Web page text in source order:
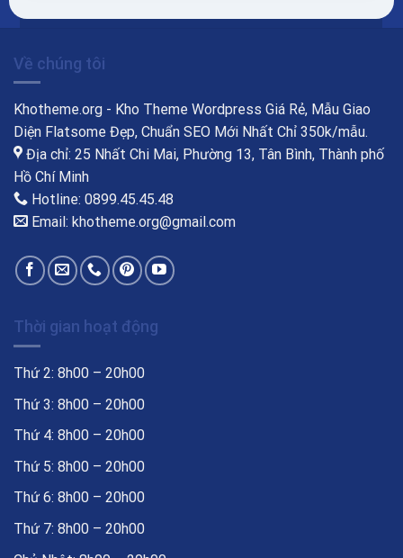
Về chúng tôi
Khotheme.org - Kho Theme Wordpress Giá Rẻ, Mẫu Giao
Diện Flatsome Đẹp, Chuẩn SEO Mới Nhất Chỉ 350k/mẫu.
Địa chỉ: 25 Nhất Chi Mai, Phường 13, Tân Bình, Thành phố
Hồ Chí Minh
Hotline: 0899.45.45.48
Email: khotheme.org@gmail.com
Thời gian hoạt động
Thứ 2: 8h00 – 20h00
Thứ 3: 8h00 – 20h00
Thứ 4: 8h00 – 20h00
Thứ 5: 8h00 – 20h00
Thứ 6: 8h00 – 20h00
Thứ 7: 8h00 – 20h00